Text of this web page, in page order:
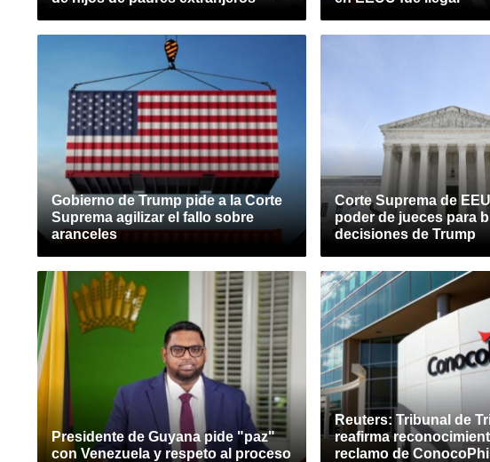
Gobierno de Trump pide a la Corte
Suprema agilizar el fallo sobre
aranceles
Corte Suprema de
poder de jueces para
decisiones de Trump
Presidente de Guyana pide "paz"
con Venezuela y respeto al proceso
Reuters: Tribunal de
reafirma
reclamo de